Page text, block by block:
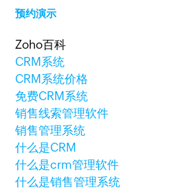
预约演示
Zoho百科
CRM系统
CRM系统价格
免费CRM系统
销售线索管理软件
销售管理系统
什么是CRM
什么是crm管理软件
什么是销售管理系统